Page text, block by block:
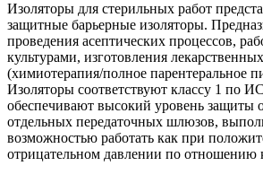
Изоляторы для стерильных работ
защитные барьерные изоляторы.
проведения асептических процессов,
культурами, изготовления
(химиотерапия/полное парентеральное
Изоляторы соответствуют классу 1 по
обеспечивают высокий уровень защиты
отдельных передаточных шлюзов,
возможностью работать как при
отрицательном давлении по отношению